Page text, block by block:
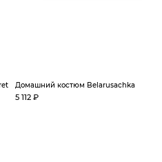
Домашний костюм Belarusachka
5 112 ₽